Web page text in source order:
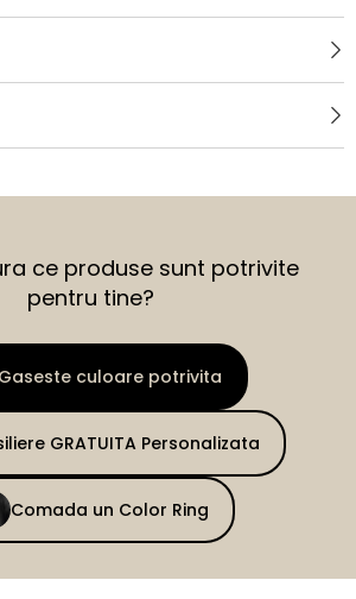
ce produse sunt potrivite
pentru tine?
culoare potrivita
GRATUITA Personalizata
Comada un Color Ring